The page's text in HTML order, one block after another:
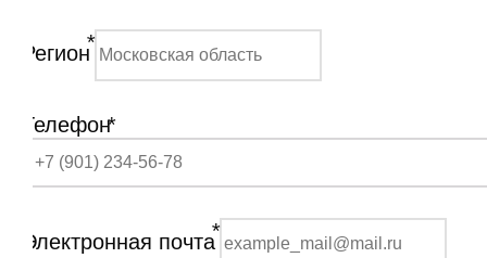
Регион*
Телефон*
Электронная почта*